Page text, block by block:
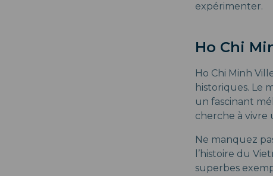
expérimenter.
Ho Chi
Ho Chi Minh
historiques. Le
un fascinant
cherche à
Ne manquez
l’histoire du
superbes